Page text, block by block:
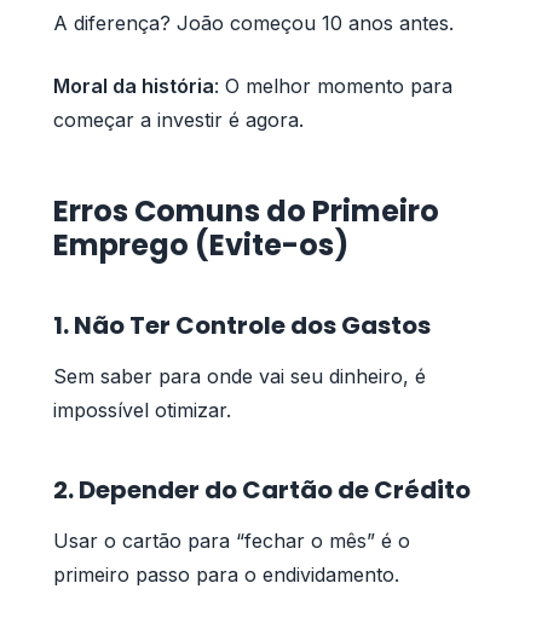
A diferença? João começou 10 anos antes.
Moral da história: O melhor momento para
começar a investir é agora.
Erros Comuns do Primeiro
Emprego (Evite-os)
1. Não Ter Controle dos Gastos
Sem saber para onde vai seu dinheiro, é
impossível otimizar.
2. Depender do Cartão de Crédito
Usar o cartão para “fechar o mês” é o
primeiro passo para o endividamento.